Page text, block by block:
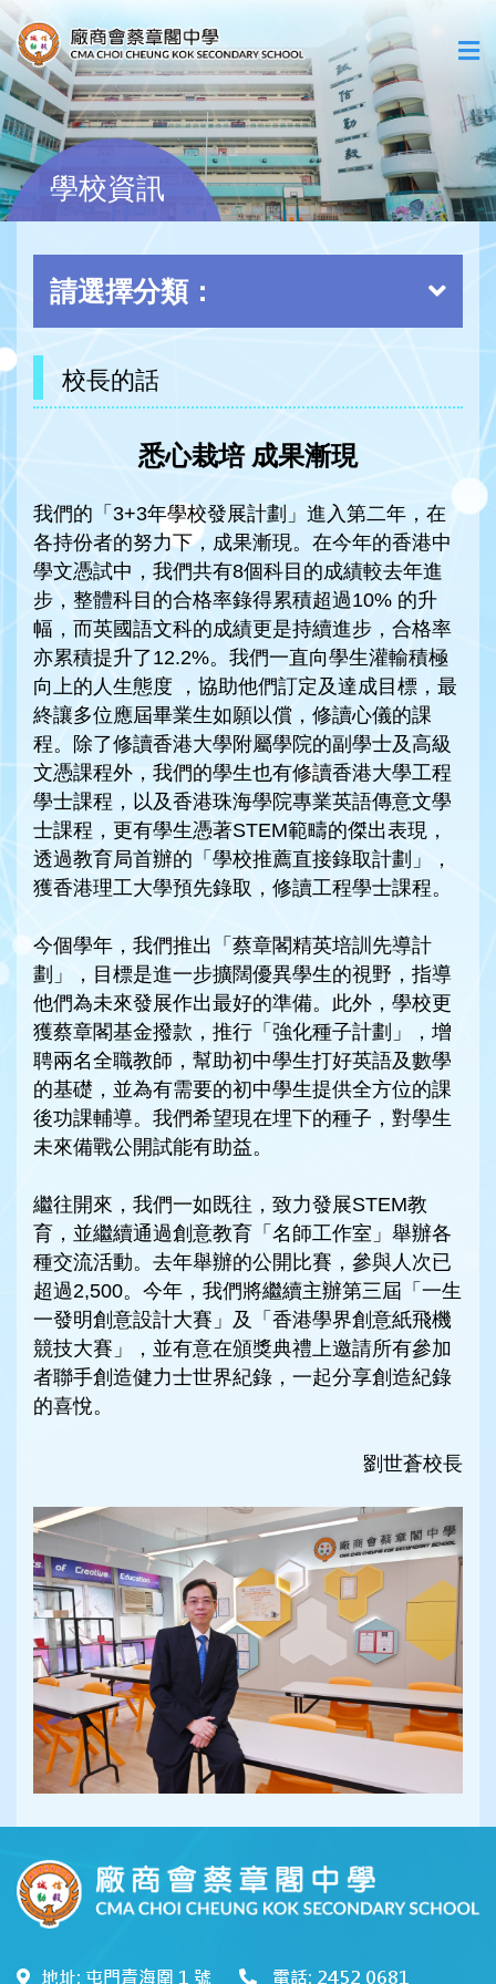
學校資訊
請選擇分類：
校長的話
悉心栽培 成果漸現
我們的「3+3年學校發展計劃」進入第二年，在
各持份者的努力下，成果漸現。在今年的香港中
學文憑試中，我們共有8個科目的成績較去年進
步，整體科目的合格率錄得累積超過10% 的升
幅，而英國語文科的成績更是持續進步，合格率
亦累積提升了12.2%。我們一直向學生灌輸積極
向上的人生態度 ，協助他們訂定及達成目標，最
終讓多位應屆畢業生如願以償，修讀心儀的課
程。除了修讀香港大學附屬學院的副學士及高級
文憑課程外，我們的學生也有修讀香港大學工程
學士課程，以及香港珠海學院專業英語傳意文學
士課程，更有學生憑著STEM範疇的傑出表現，
透過教育局首辦的「學校推薦直接錄取計劃」，
獲香港理工大學預先錄取，修讀工程學士課程。
今個學年，我們推出「蔡章閣精英培訓先導計
劃」，目標是進一步擴闊優異學生的視野，指導
他們為未來發展作出最好的準備。此外，學校更
獲蔡章閣基金撥款，推行「強化種子計劃」，增
聘兩名全職教師，幫助初中學生打好英語及數學
的基礎，並為有需要的初中學生提供全方位的課
後功課輔導。我們希望現在埋下的種子，對學生
未來備戰公開試能有助益。
繼往開來，我們一如既往，致力發展STEM教
育，並繼續通過創意教育「名師工作室」舉辦各
種交流活動。去年舉辦的公開比賽，參與人次已
超過2,500。今年，我們將繼續主辦第三屆「一生
一發明創意設計大賽」及「香港學界創意紙飛機
競技大賽」，並有意在頒獎典禮上邀請所有參加
者聯手創造健力士世界紀錄，一起分享創造紀錄
的喜悅。
劉世蒼校長
地址: 屯門青海圍 1 號 電話: 2452 0681